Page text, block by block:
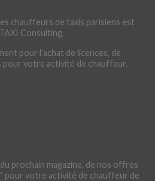
chauffeurs de taxis parisiens est
Consulting.
pour l'achat de licences, de
pour votre activité de chauffeur.
prochain magazine, de nos offres
pour votre activité de chauffeur de